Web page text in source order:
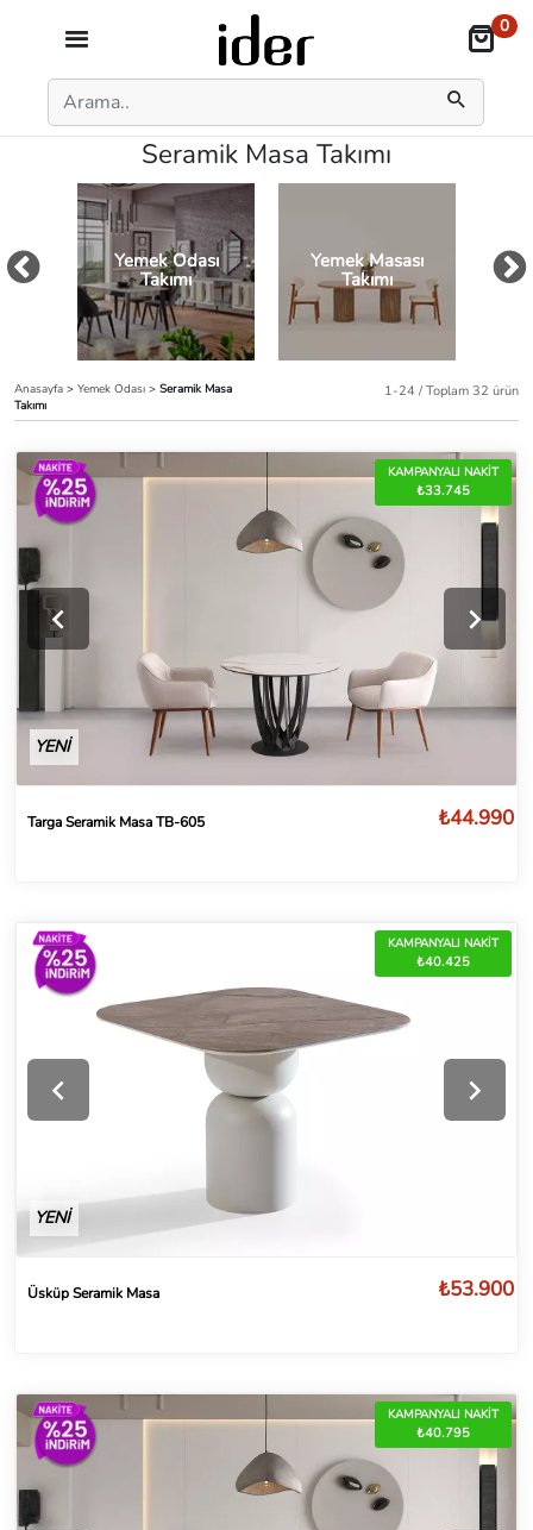
0
Seramik Masa Takımı
Yemek Odası
Takımı
Yemek Masası
Takımı
Anasayfa > Yemek Odası > Seramik Masa
Takımı
1-24 / Toplam 32 ürün
KAMPANYALI NAKİT
₺33.745
YENİ
Targa Seramik Masa TB-605 ₺44.990
KAMPANYALI NAKİT
₺40.425
YENİ
Üsküp Seramik Masa ₺53.900
KAMPANYALI NAKİT
₺40.795